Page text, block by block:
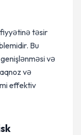
təsir
Bu
və
və
effektiv